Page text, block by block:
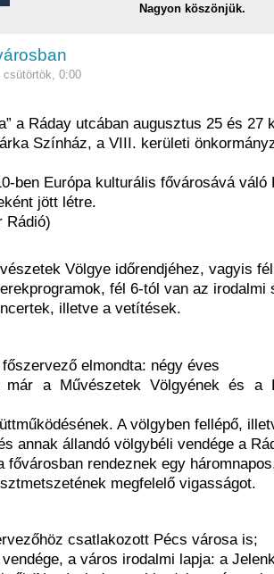
Nagyon köszönjük.
csütörtök, 0:00
a Ráday utcában augusztus 25 és 27
Színház, a VIII. kerületi
ben Európa kulturális fővárosává váló
jött létre.
Rádió)
Völgye időrendjéhez, vagyis
fél 6-tól van az irodalmi
illetve a vetítések.
elmondta: négy éves
már a Művészetek Völgyének és a
A völgyben fellépő,
annak állandó völgybéli vendége a
fővárosban rendeznek egy
megfelelő vigasságot.
csatlakozott Pécs városa is;
a város irodalmi lapja: a